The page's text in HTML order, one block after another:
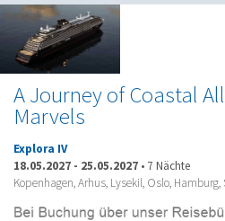
A Journey of Coastal
Marvels
Explora IV
18.05.2027 - 25.05.2027 • 7 Nächte
Kopenhagen, Arhus, Lysekil, Oslo,